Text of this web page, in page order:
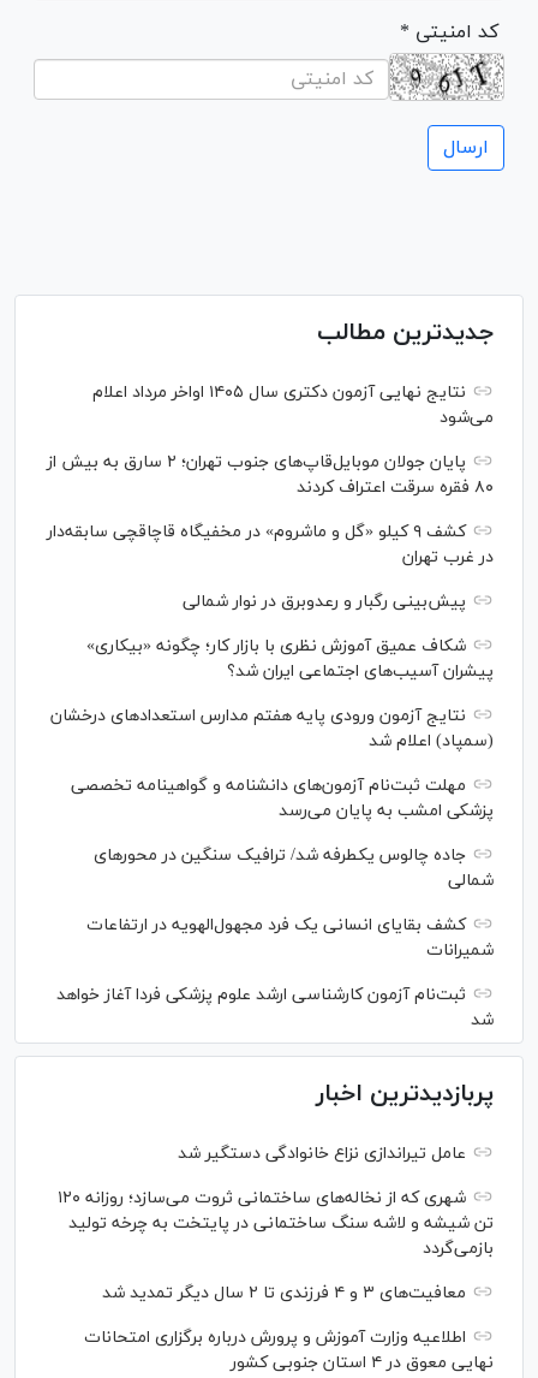
* کد امنیتی
جدیدترین مطالب
نتایج نهایی آزمون دکتری سال ۱۴۰۵ اواخر مرداد اعلام
می‌شود
پایان جولان موبایل‌قاپ‌های جنوب تهران؛ ۲ سارق به بیش از
۸۰ فقره سرقت اعتراف کردند
کشف ۹ کیلو «گل و ماشروم» در مخفیگاه قاچاقچی سابقه‌دار
در غرب تهران
پیش‌بینی رگبار و رعدوبرق در نوار شمالی
شکاف عمیق آموزش نظری با بازار کار؛ چگونه «بیکاری»
پیشران آسیب‌های اجتماعی ایران شد؟
نتایج آزمون ورودی پایه هفتم مدارس استعدادهای درخشان
(سمپاد) اعلام شد
مهلت ثبت‌نام آزمون‌های دانشنامه و گواهینامه تخصصی
پزشکی امشب به پایان می‌رسد
جاده چالوس یکطرفه شد/ ترافیک سنگین در محورهای
شمالی
کشف بقایای انسانی یک فرد مجهول‌الهویه در ارتفاعات
شمیرانات
ثبت‌نام آزمون کارشناسی ارشد علوم پزشکی فردا آغاز خواهد
شد
پربازدیدترین اخبار
عامل تیراندازی نزاع خانوادگی دستگیر شد
شهری که از نخاله‌های ساختمانی ثروت می‌سازد؛ روزانه ۱۲۰
تن شیشه و لاشه سنگ ساختمانی در پایتخت به چرخه تولید
بازمی‌گردد
معافیت‌های ۳ و ۴ فرزندی تا ۲ سال دیگر تمدید شد
اطلاعیه وزارت آموزش و پرورش درباره برگزاری امتحانات
نهایی معوق در ۴ استان جنوبی کشور